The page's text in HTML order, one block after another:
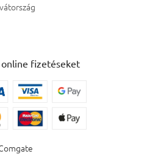
online fizetéseket